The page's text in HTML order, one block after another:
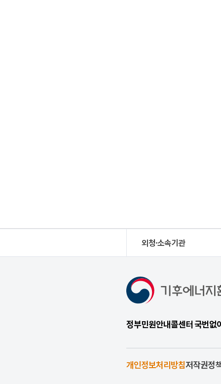
외청·소속기관
정부민원안내콜센터 국번
개인정보처리방침저작권정